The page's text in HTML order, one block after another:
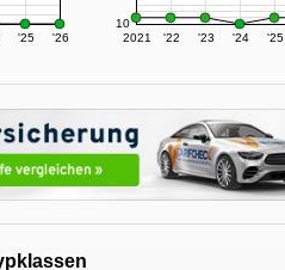
'25 '26 2021 '22 '23 '24 '25
10